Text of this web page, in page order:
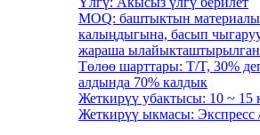
MOQ: баштыктын
калыңдыгына, басып
жараша
Төлөө шарттары: T/T, 30%
алдында 70% калдык
Жеткирүү убактысы: 10 ~ 15
Жеткирүү ыкмасы: Экспресс